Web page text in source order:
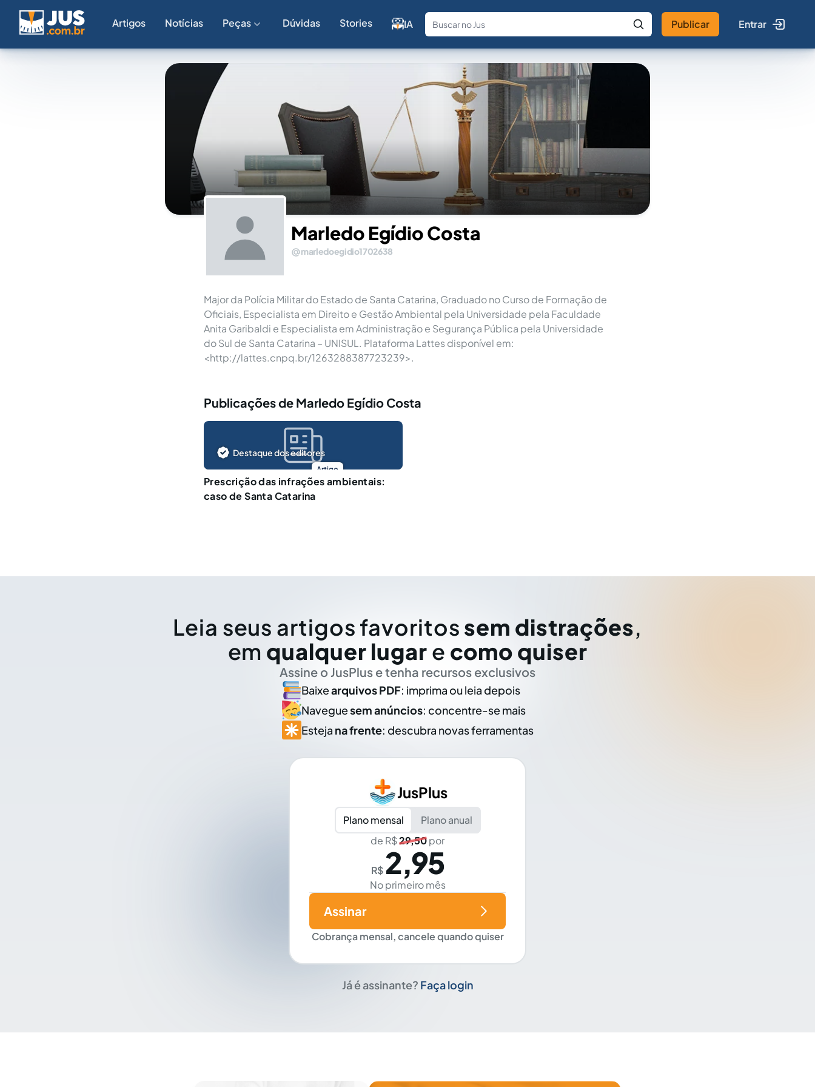
Artigos Notícias Peças Dúvidas Stories IA
Fale com a IA Buscar no Jus
Publicar Entrar
Marledo Egídio Costa
marledoegidio1702638
Major da Polícia Militar do Estado de Santa Catarina, Graduado no Curso de Formação de
Oficiais, Especialista em Direito e Gestão Ambiental pela Universidade pela Faculdade
Anita Garibaldi e Especialista em Administração e Segurança Pública pela Universidade
do Sul de Santa Catarina – UNISUL. Plataforma Lattes disponível em:
<http://lattes.cnpq.br/1263288387723239>.
Publicações de Marledo Egídio Costa
Artigo
Destaque dos editores
Prescrição das infrações ambientais:
caso de Santa Catarina
Leia seus artigos favoritos sem distrações,
em qualquer lugar e como quiser
Assine o JusPlus e tenha recursos exclusivos
Baixearquivos PDF: imprima ou leia depois
Naveguesem anúncios: concentre-se mais
Esteja na frente: descubra novas ferramentas
JusPlus
Plano mensal
Plano anual
de R$29,50por
R$ 2,95
No primeiro mês
Cobrança mensal, cancele quando quiser
Assinar
Já é assinante? Faça login